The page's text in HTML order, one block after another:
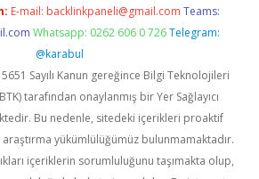
E-mail: backlinkpaneli@gmail.com Teams:
Whatsapp: 0262 606 0 726 Telegram:
@karabul
Sayılı Kanun gereğince Bilgi Teknolojileri
tarafından onaylanmış bir Yer Sağlayıcı
Bu nedenle, sitedeki içerikleri proaktif
yükümlülüğümüz bulunmamaktadır.
içeriklerin sorumluluğunu taşımakta olup,